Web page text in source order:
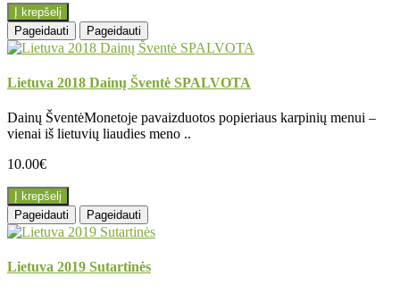
Į krepšelį
Pageidauti
Pageidauti
Lietuva 2018 Dainų Šventė SPALVOTA
Dainų ŠventėMonetoje pavaizduotos popieriaus karpinių menui –
vienai iš lietuvių liaudies meno ..
10.00€
Į krepšelį
Pageidauti
Pageidauti
Lietuva 2019 Sutartinės